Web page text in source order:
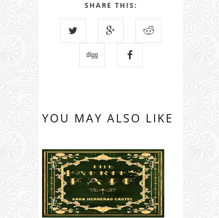
SHARE THIS:
YOU MAY ALSO LIKE